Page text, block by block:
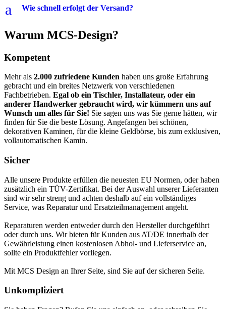
a Wie schnell erfolgt der Versand?
Warum MCS-Design?
Kompetent
Mehr als 2.000 zufriedene Kunden haben uns große Erfahrung
gebracht und ein breites Netzwerk von verschiedenen
Fachbetrieben. Egal ob ein Tischler, Installateur, oder ein
anderer Handwerker gebraucht wird, wir kümmern uns auf
Wunsch um alles für Sie! Sie sagen uns was Sie gerne hätten, wir
finden für Sie die beste Lösung. Angefangen bei schönen,
dekorativen Kaminen, für die kleine Geldbörse, bis zum exklusiven,
vollautomatischen Kamin.
Sicher
Alle unsere Produkte erfüllen die neuesten EU Normen, oder haben
zusätzlich ein TÜV-Zertifikat. Bei der Auswahl unserer Lieferanten
sind wir sehr streng und achten deshalb auf ein vollständiges
Service, was Reparatur und Ersatzteilmanagement angeht.
Reparaturen werden entweder durch den Hersteller durchgeführt
oder durch uns. Wir bieten für Kunden aus AT/DE innerhalb der
Gewährleistung einen kostenlosen Abhol- und Lieferservice an,
sollte ein Produktfehler vorliegen.
Mit MCS Design an Ihrer Seite, sind Sie auf der sicheren Seite.
Unkompliziert